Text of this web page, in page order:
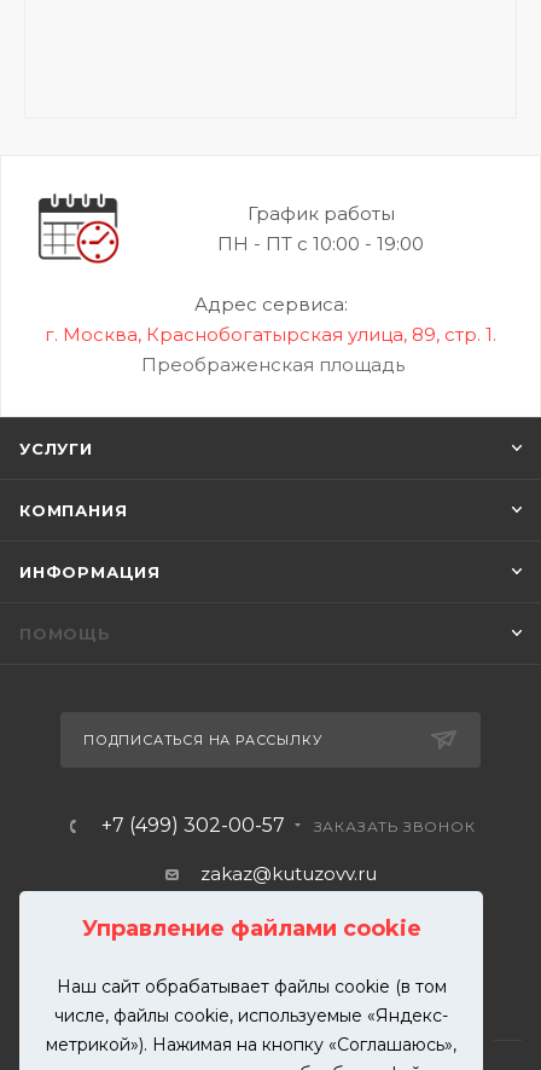
Управление файлами cookie
Наш сайт обрабатывает файлы cookie (в том
числе, файлы cookie, используемые «Яндекс-
метрикой»). Нажимая на кнопку «Соглашаюсь»,
График работы
ПН - ПТ с 10:00 - 19:00
Адрес сервиса:
г. Москва, Краснобогатырская улица, 89, стр. 1.
Преображенская площадь
УСЛУГИ
КОМПАНИЯ
ИНФОРМАЦИЯ
ПОМОЩЬ
ПОДПИСАТЬСЯ НА РАССЫЛКУ
+7 (499) 302-00-57 ЗАКАЗАТЬ ЗВОНОК
zakaz@kutuzovv.ru
г. Москва, Краснобогатырская
улица, 89, стр. 1.